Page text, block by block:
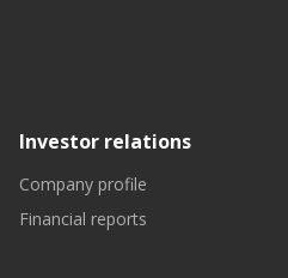
Investor relations
Company profile
Financial reports